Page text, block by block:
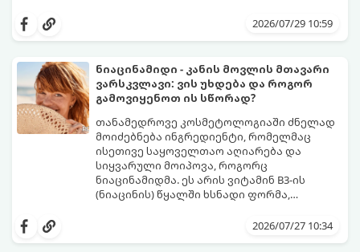
გამოიმუშაოს მელანინი - პიგმენტი,
5-დღიანი სქემა დაგეხმარებათ, მიიღოთ
ღრმა, თანაბარი და ხანგრძლივი რუჯი
კანის ჯანმრთელობის დაზიანების გარეშე.
2026/07/29 10:59
ნიაცინამიდი - კანის მოვლის მთავარი
ვარსკვლავი: ვის უხდება და როგორ
გამოვიყენოთ ის სწორად?
თანამედროვე კოსმეტოლოგიაში ძნელად
მოიძებნება ინგრედიენტი, რომელმაც
ისეთივე საყოველთაო აღიარება და
სიყვარული მოიპოვა, როგორც
ნიაცინამიდმა. ეს არის ვიტამინ B3-ის
(ნიაცინის) წყალში ხსნადი ფორმა,
კანისთვის ნამდვილი „მაშველი რგოლია“.
თავის მოვლის რუტინის შეუცვლელი
2026/07/27 10:34